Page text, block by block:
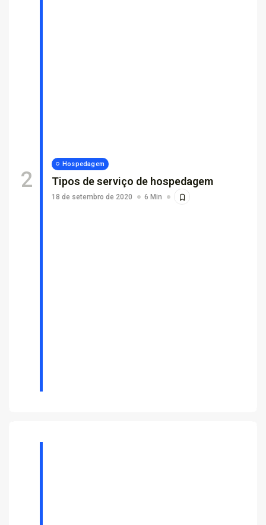
Hospedagem
Tipos de serviço de hospedagem
18 de setembro de 2020 6 Min